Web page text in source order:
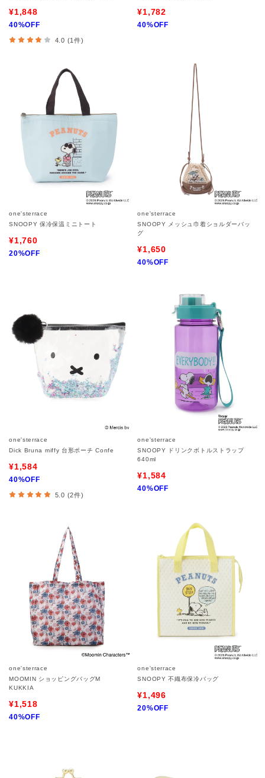
¥1,848
40%OFF
4.0 (1件)
¥1,782
40%OFF
one'sterrace
SNOOPY 保冷保温ミニトート
¥1,760
20%OFF
one'sterrace
SNOOPY メッシュ巾着ショルダーバッ
グ
¥1,650
40%OFF
one'sterrace
Dick Bruna miffy 台形ポーチ Confe
¥1,584
40%OFF
5.0 (2件)
one'sterrace
SNOOPY ドリンクボトルストラップ
640ml
¥1,584
40%OFF
one'sterrace
MOOMIN ショッピングバッグM
KUKKIA
¥1,518
40%OFF
one'sterrace
SNOOPY 不織布保冷バッグ
¥1,496
20%OFF